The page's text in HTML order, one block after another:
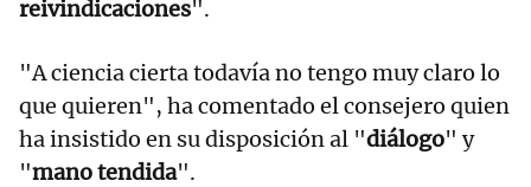
reivindicaciones".
"A ciencia cierta todavía no tengo muy claro lo
que quieren", ha comentado el consejero quien
ha insistido en su disposición al "diálogo" y
"mano tendida".